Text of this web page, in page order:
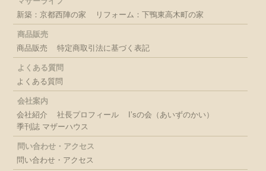
新築：京都西陣の家
リフォーム：下鴨東高木町の家
商品販売
商品販売
特定商取引法に基づく表記
よくある質問
よくある質問
会社案内
会社紹介
社長プロフィール
I’sの会（あいずのかい）
季刊誌 マザーハウス
問い合わせ・アクセス
問い合わせ・アクセス